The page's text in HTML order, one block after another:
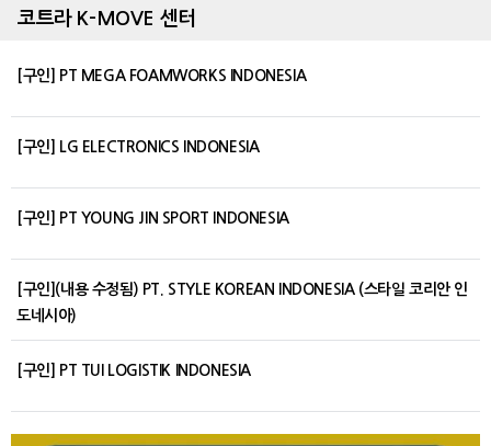
코트라 K-MOVE 센터
[구인] PT MEGA FOAMWORKS INDONESIA
[구인] LG ELECTRONICS INDONESIA
[구인] PT YOUNG JIN SPORT INDONESIA
[구인](내용 수정됨) PT. STYLE KOREAN INDONESIA (스타일 코리안 인
도네시아)
[구인] PT TUI LOGISTIK INDONESIA